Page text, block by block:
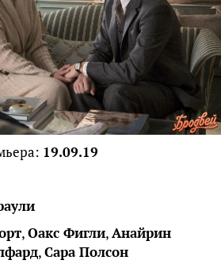
19.09.19
,Оакс Фигли,Анайрин
,Сара Полсон